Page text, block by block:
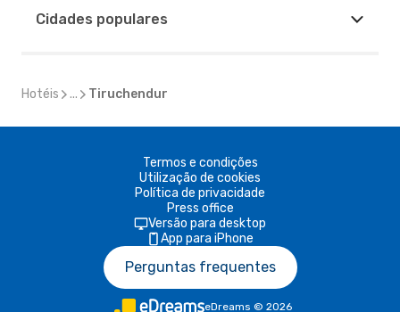
Cidades populares
Hotéis ... Tiruchendur
Termos e condições
Utilização de cookies
Política de privacidade
Press office
Versão para desktop
App para iPhone
Perguntas frequentes
eDreams © 2026